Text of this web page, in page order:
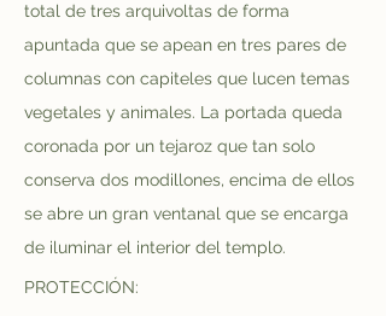
total de tres arquivoltas de forma
apuntada que se apean en tres pares de
columnas con capiteles que lucen temas
vegetales y animales. La portada queda
coronada por un tejaroz que tan solo
conserva dos modillones, encima de ellos
se abre un gran ventanal que se encarga
de iluminar el interior del templo.
PROTECCIÓN: